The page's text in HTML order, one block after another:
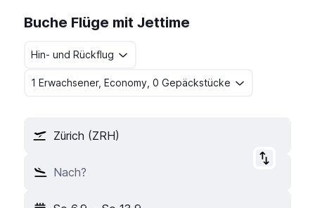
Buche Flüge mit Jettime
Hin- und Rückflug
1 Erwachsener, Economy, 0 Gepäckstücke
Zürich (ZRH)
Nach?